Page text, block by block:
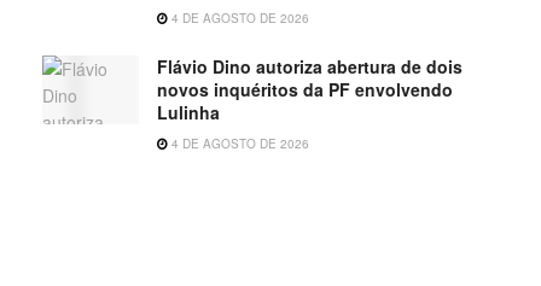
4 DE AGOSTO DE 2026
Flávio Dino autoriza abertura de dois
novos inquéritos da PF envolvendo
Lulinha
4 DE AGOSTO DE 2026